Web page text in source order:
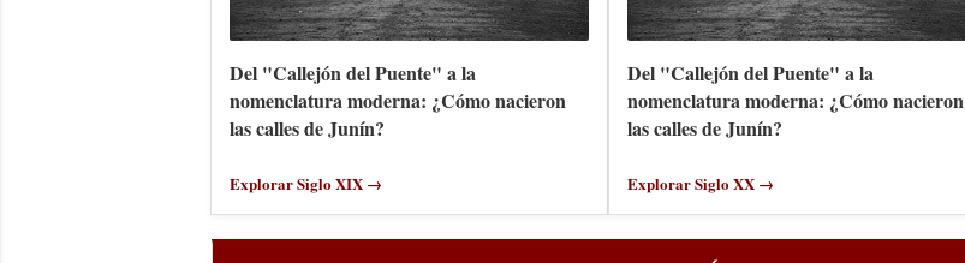
Del "Callejón del Puente" a la
nomenclatura moderna: ¿Cómo nacieron
las calles de Junín?
Explorar Siglo XIX →
Del "Callejón del Puente" a la
nomenclatura moderna: ¿Cómo nacieron
las calles de Junín?
Explorar Siglo XX →